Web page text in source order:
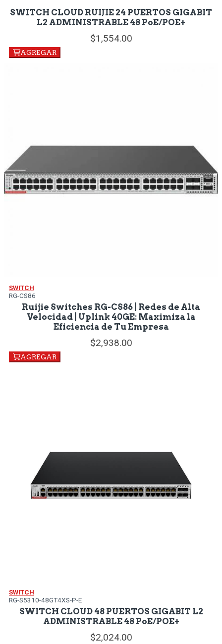
SWITCH CLOUD RUIJIE 24 PUERTOS GIGABIT
L2 ADMINISTRABLE 48 PoE/POE+
1,554.00
AGREGAR
SWITCH
RG-CS86
Ruijie Switches RG-CS86 | Redes de Alta
Velocidad | Uplink 40GE: Maximiza la
Eficiencia de Tu Empresa
2,938.00
AGREGAR
SWITCH
RG-S5310-48GT4XS-P-E
SWITCH CLOUD 48 PUERTOS GIGABIT L2
ADMINISTRABLE 48 PoE/POE+
2,024.00